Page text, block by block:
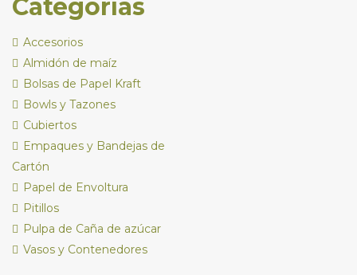
Categorías
Accesorios
Almidón de maíz
Bolsas de Papel Kraft
Bowls y Tazones
Cubiertos
Empaques y Bandejas de
Cartón
Papel de Envoltura
Pitillos
Pulpa de Caña de azúcar
Vasos y Contenedores